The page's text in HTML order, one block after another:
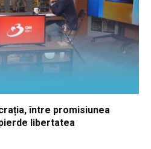
între promisiunea
libertatea